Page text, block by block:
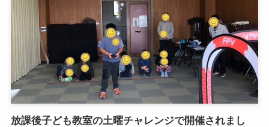
放課後子ども教室の土曜チャレンジで開催されまし